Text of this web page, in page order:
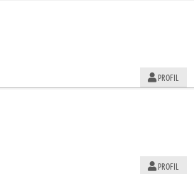
PROFIL
PROFIL